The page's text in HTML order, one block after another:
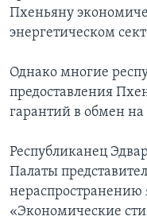
Пхеньяну
энергетическом
Однако многие
предоставления
гарантий в обмен
Республиканец
Палаты
нераспространению
«Экономические